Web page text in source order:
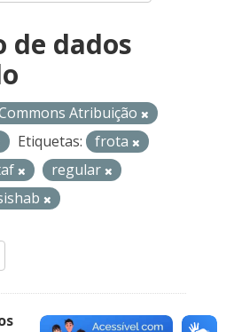
de dados
Atribuição
Etiquetas:
frota
regular